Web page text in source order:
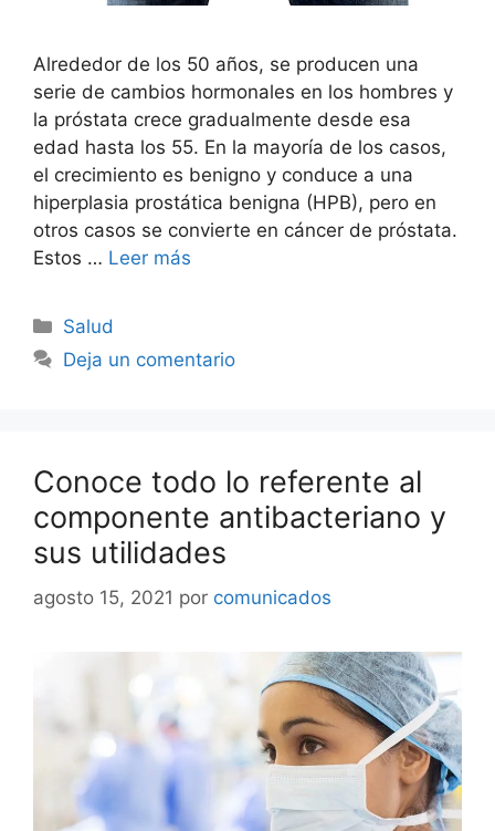
Alrededor de los 50 años, se producen una
serie de cambios hormonales en los hombres y
la próstata crece gradualmente desde esa
edad hasta los 55. En la mayoría de los casos,
el crecimiento es benigno y conduce a una
hiperplasia prostática benigna (HPB), pero en
otros casos se convierte en cáncer de próstata.
Estos … Leer más
Categorías
Salud
Deja un comentario
Conoce todo lo referente al
componente antibacteriano y
sus utilidades
agosto 15, 2021 por comunicados